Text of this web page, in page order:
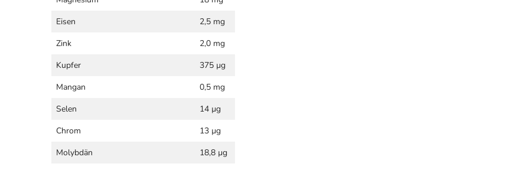
Eisen
2,5 mg
Zink
2,0 mg
Kupfer
375 µg
Mangan
0,5 mg
Selen
14 µg
Chrom
13 µg
Molybdän
18,8 µg